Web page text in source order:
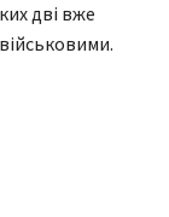
дві вже